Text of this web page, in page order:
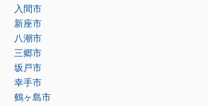
入間市
新座市
八潮市
三郷市
坂戸市
幸手市
鶴ヶ島市